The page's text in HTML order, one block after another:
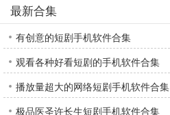
最新合集
有创意的短剧手机软件合集
观看各种好看短剧的手机软件合集
播放量超大的网络短剧手机软件合集
极品医圣许长生短剧手机软件合集